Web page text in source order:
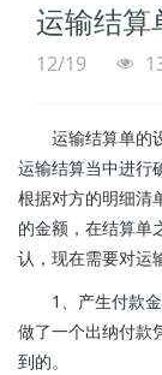
运输结算
12/19
运输结算单的
运输结算当中进行
根据对方的明细清
的金额，在结算单
认，现在需要对运
1、产生付款
做了一个出纳付款
到的。